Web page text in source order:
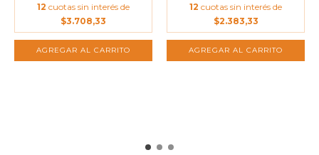
12 cuotas sin interés de
$3.708,33
12 cuotas sin interés de
$2.383,33